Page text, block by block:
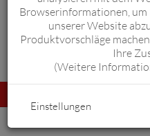
umschalten
Browserinformationen, um
unserer Website
Produktvorschläge
Ihre
(Weitere
Einstellungen